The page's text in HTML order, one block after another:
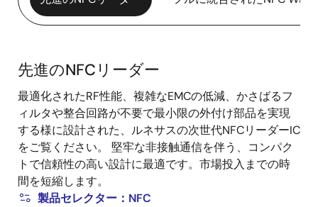
進
の
NFC
リ
ー
ダ
先進のNFCリーダー
最適化されたRF性能、複雑なEMCの低減、かさばるフ
ィルタや整合回路が不要で最小限の外付け部品を実現
する様に設計された、ルネサスの次世代NFCリーダーIC
をご覧ください。 堅牢な非接触通信を伴う、コンパク
トで信頼性の高い設計に最適です。市場投入までの時
間を短縮します。
製品セレクター：NFC